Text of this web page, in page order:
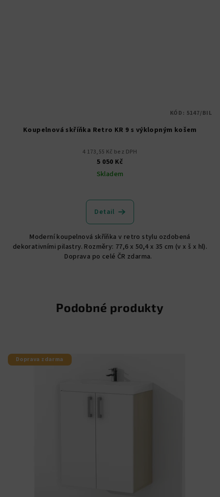
Koupelnová skříňka Retro KR 9 s výklopným košem
4 173,55 Kč bez DPH
5 050 Kč
Skladem
Detail
Moderní koupelnová skříňka v retro stylu ozdobená
dekorativními pilastry. Rozměry: 77,6 x 50,4 x 35 cm (v x š x hl).
Doprava po celé ČR zdarma.
KÓD: 5147/BIL
Podobné produkty
Doprava zdarma